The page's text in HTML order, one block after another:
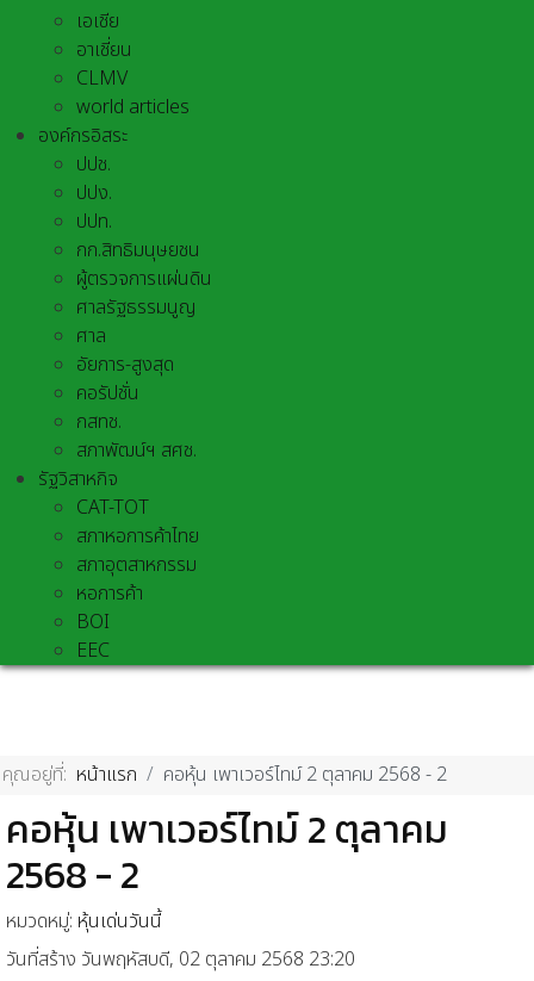
เอเชีย
อาเชี่ยน
CLMV
world articles
องค์กรอิสระ
ปปช.
ปปง.
ปปท.
กก.สิทธิมนุษยชน
ผู้ตรวจการแผ่นดิน
ศาลรัฐธรรมนูญ
ศาล
อัยการ-สูงสุด
คอรัปชั่น
กสทช.
สภาพัฒน์ฯ สศช.
รัฐวิสาหกิจ
CAT-TOT
สภาหอการค้าไทย
สภาอุตสาหกรรม
หอการค้า
BOI
EEC
คุณอยู่ที่: หน้าแรก คอหุ้น เพาเวอร์ไทม์ 2 ตุลาคม 2568 - 2
คอหุ้น เพาเวอร์ไทม์ 2 ตุลาคม
2568 - 2
หมวดหมู่: หุ้นเด่นวันนี้
วันที่สร้าง วันพฤหัสบดี, 02 ตุลาคม 2568 23:20